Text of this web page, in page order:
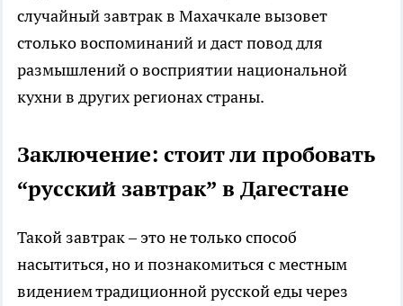
случайный завтрак в Махачкале вызовет
столько воспоминаний и даст повод для
размышлений о восприятии национальной
кухни в других регионах страны.
Заключение: стоит ли пробовать
“русский завтрак” в Дагестане
Такой завтрак – это не только способ
насытиться, но и познакомиться с местным
видением традиционной русской еды через